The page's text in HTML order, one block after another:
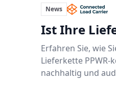
News
Ist Ihre
Erfahren Sie, wie
Lieferkette
nachhaltig und